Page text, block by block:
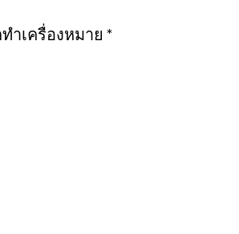
ำเครื่องหมาย *